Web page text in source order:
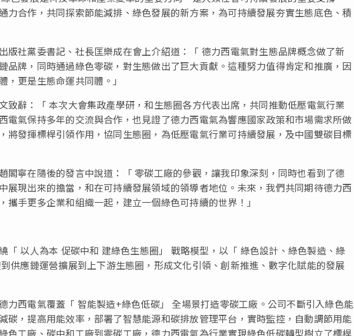
力合作，共同探索節能減排、綠色發展的新方案，為可持續發展夯實生態底色、積
版社黨委書記、社長匡樂成在會上介紹道：
「 德力西電氣對生態品牌概念做了新
品牌，同時通過綠色零碳，對生態做出了巨大貢獻。這種努力值得肯定和推廣，因
，更是生態命運共同體。 」
致辭：
「 本次大會集政產學研，和生態圈各方代表出席，共同推動低壓電氣行業
電氣保持多年的交流與合作，也見證了德力西電氣為響應國家政策和市場需求所做
將發揮標桿引領作用，協同生態圈，為低壓電氣行業可持續發展，及中國雙碳目標
閣寧在隨後的發言中說道：
「 零碳工廠的參觀，讓我印象深刻，同時也看到了德
展現出來的擔當，和在可持續發展領域的領導者地位。未來，我們共同期待德力西
攜手更多企業和組織一起，建立一個綠色可持續的世界！ 」
「 以人為本 促碳中和 建綠色生態圈 」 戰略模型，以 「 綠色設計、綠色製造、綠
供應鏈運營擴展到上下游生態圈，形成文化引領、創新推進、數字化賦能的發展
力西電氣覆蓋 「 智能製造+綠色低碳」
全場景打造零碳工廠。公司不斷引入綠色能
碳，提高用能效率，部署了智慧能源和碳排放管理平台，實時監控，自動調節用能
色工廠、碳中和工廠到零碳工廠，德力西電氣為行業實現綠色低碳轉型樹立了標桿